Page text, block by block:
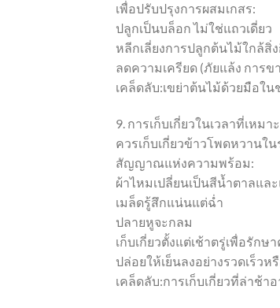
เพื่อปรับปรุงการผสมเกสร:
ปลูกเป็นบล็อก ไม่ใช่แถวเดี่ยว
หลีกเลี่ยงการปลูกต้นไม้ใกล้สิ่
ลดความเครียด (ภัยแล้ง การ
เคล็ดลับ:เขย่าต้นไม้ด้วยมือใ
9. การเก็บเกี่ยวในเวลาที่เหมา
ควรเก็บเกี่ยวข้าวโพดหวานใ
สัญญาณแห่งความพร้อม:
ผ้าไหมเปลี่ยนเป็นสีน้ำตาลแล
เมล็ดรู้สึกแน่นแต่ฉ่ำ
ปลายหูจะกลม
เก็บเกี่ยวตั้งแต่เช้าตรู่เพื่อรัก
ปล่อยให้เย็นลงอย่างรวดเร็ว
เคล็ดลับ:การเก็บเกี่ยวที่ล่าช้